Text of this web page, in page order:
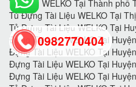
0982770404